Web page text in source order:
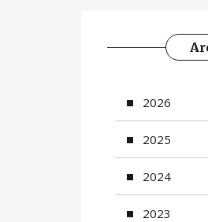
2026
2025
2024
2023